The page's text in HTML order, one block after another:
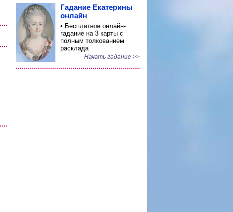
Гадание Екатерины
онлайн
• Бесплатное онлайн-
гадание на 3 карты с
полным толкованием
расклада
Начать гадание >>